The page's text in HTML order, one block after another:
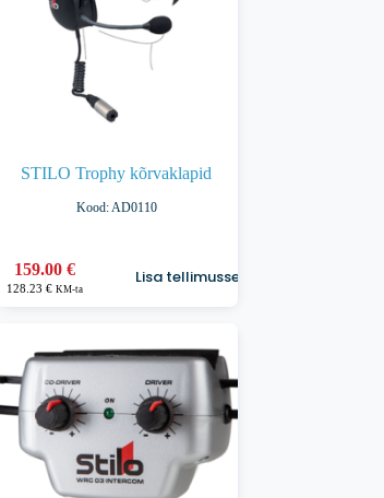
STILO Trophy kõrvaklapid
Kood: AD0110
159.00€
128.23€ KM-ta
Lisa tellimusse